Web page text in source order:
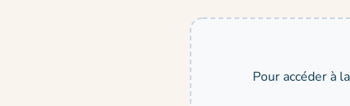
Pour accéder à